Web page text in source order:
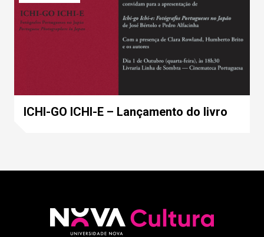
ICHI-GO ICHI-E – Lançamento do livro